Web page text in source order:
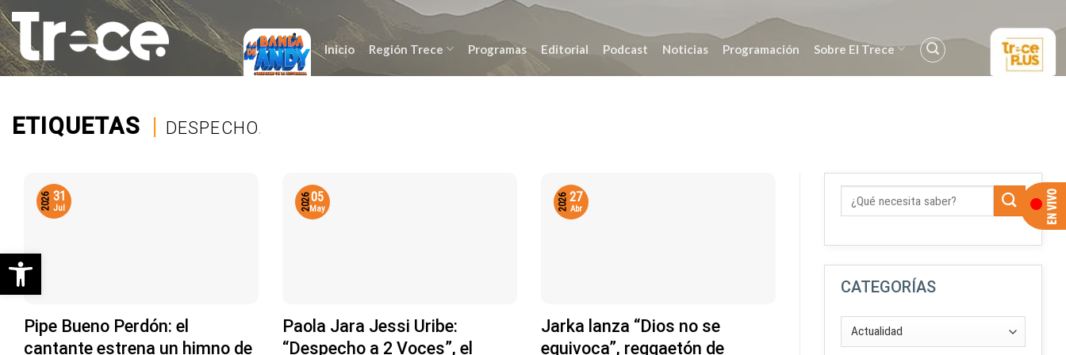
Saltar
al
contenido
Inicio Región Trece Programas Editorial Podcast Noticias Programación Sobre El Trece
ETIQUETAS | DESPECHO.
Pipe Bueno Perdón: el
cantante estrena un himno de
31
Jul
2026
Paola Jara Jessi Uribe:
“Despecho a 2 Voces”, el
05
May
2026
Jarka lanza “Dios no se
equivoca”, reggaetón de
27
Abr
2026
CATEGORÍAS
Abrir barra de herramientas